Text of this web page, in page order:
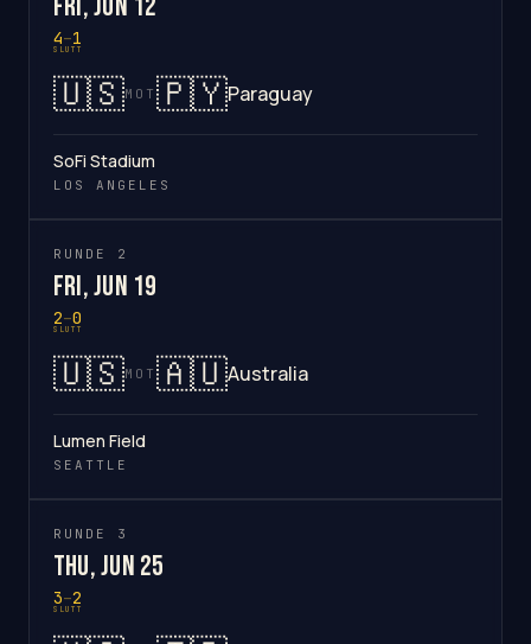
4–1
SLUTT
🇺🇸MOT 🇵🇾Paraguay
SoFi Stadium
LOS ANGELES
RUNDE 2
Fri, Jun 19
2–0
SLUTT
🇺🇸MOT 🇦🇺Australia
Lumen Field
SEATTLE
RUNDE 3
Thu, Jun 25
3–2
SLUTT